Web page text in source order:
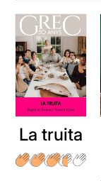
La truita